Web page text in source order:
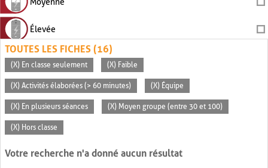
Élevée
TOUTES LES FICHES (16)
(X) En classe seulement (X) Faible
(X) Activités élaborées (> 60 minutes) (X) Équipe
(X) En plusieurs séances (X) Moyen groupe (entre 30 et 100)
(X) Hors classe
Votre recherche n'a donné aucun résultat